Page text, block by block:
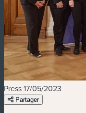
Press17/05/2023
Partager